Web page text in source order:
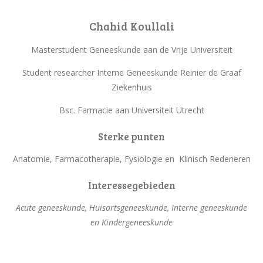
Chahid Koullali
Masterstudent Geneeskunde aan de Vrije Universiteit
Student researcher Interne Geneeskunde Reinier de Graaf
Ziekenhuis
Bsc. Farmacie aan Universiteit Utrecht
Sterke punten
Anatomie, Farmacotherapie, Fysiologie en Klinisch Redeneren
Interessegebieden
Acute geneeskunde, Huisartsgeneeskunde, Interne geneeskunde
en Kindergeneeskunde